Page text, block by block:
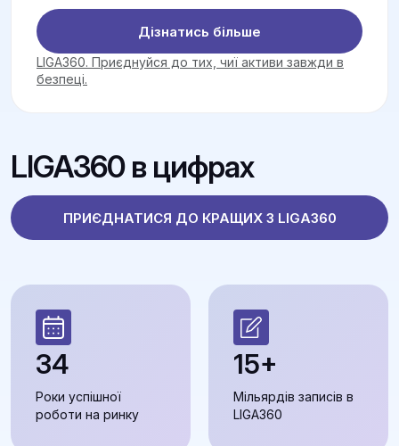
Дізнатись більше
LIGA360. Приєднуйся до тих, чиї активи завжди в
безпеці.
LIGA360 в цифрах
ПРИЄДНАТИСЯ ДО КРАЩИХ З LIGA360
34
Роки успішної
роботи на ринку
15+
Мільярдів записів в
LIGA360